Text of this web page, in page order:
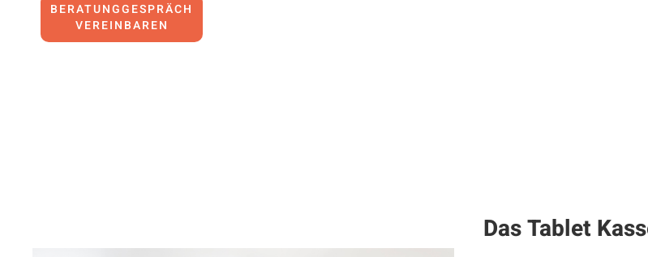
BERATUNGGESPRÄCH
VEREINBAREN
Das Tablet